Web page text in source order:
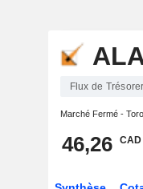
Flux de
Marché Fermé -
46,26 CAD